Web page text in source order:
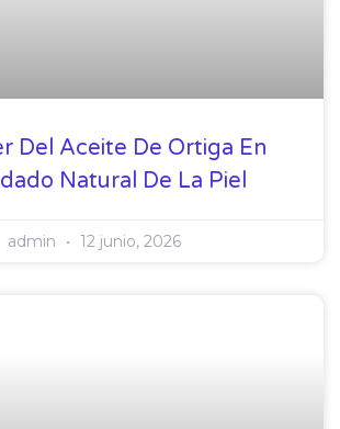
Del Aceite De Ortiga En
Natural De La Piel
admin 12 junio, 2026